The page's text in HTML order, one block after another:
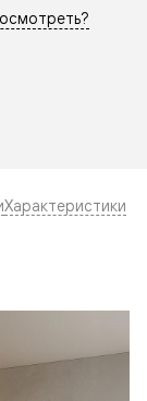
Характеристики